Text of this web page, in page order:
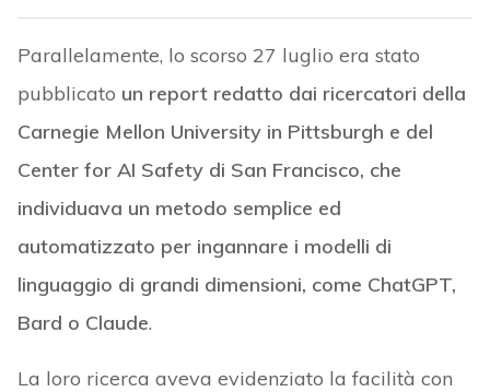
Parallelamente, lo scorso 27 luglio era stato
pubblicato un report redatto dai ricercatori della
Carnegie Mellon University in Pittsburgh e del
Center for AI Safety di San Francisco, che
individuava un metodo semplice ed
automatizzato per ingannare i modelli di
linguaggio di grandi dimensioni, come ChatGPT,
Bard o Claude.
La loro ricerca aveva evidenziato la facilità con